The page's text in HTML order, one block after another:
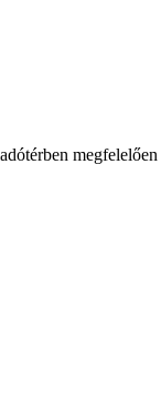
megfelelően